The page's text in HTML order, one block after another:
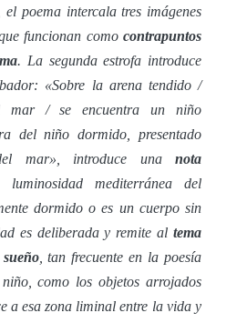
poema intercala tres imágenes
funcionan como contrapuntos
. La segunda estrofa introduce
«Sobre la arena tendido /
mar / se encuentra un niño
del niño dormido, presentado
mar», introduce una nota
mediterránea del
dormido o es un cuerpo sin
es deliberada y remite al tema
, tan frecuente en la poesía
como los objetos arrojados
a esa zona liminal entre la vida y